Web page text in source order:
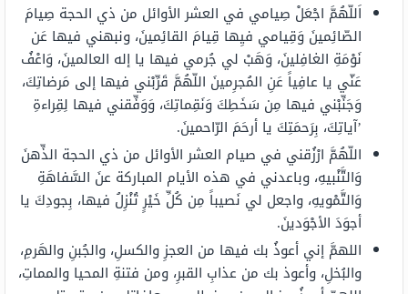
اَللّهُمَّ اجْعَلْ صِيامي في العشر الأوائل من ذي الحجة صِيامَ
الصّائِمينَ وَقِيامي فيِها قِيامَ القائِمينَ، ونبهني فيها عَن
نَوْمَةِ الغافِلينَ، وَهَبْ لي جُرمي فيها يا إله العالمينَ، وَاعْفُ
عَنّي يا عافِياً عَنِ المُجرِمينَ اللّهُمَّ قَرِّبْني فيها إلى مَرضاتِكَ،
وَجَنِّبْني فيها مِن سَخَطِكَ وَنَقِماتِكَ، وَوَفِّقني فيها لِقِراءةِ
’آياتِكَ، بِرَحمَتِكَ يا أرحَمَ الرّاحمينَ.
اللّهُمَّ ارْزُقني في صيام العشر الأوائل من ذي الحجة الذِّهنَ
وَالتَّنْبيهِ، وباعدني في هذه الأيام المباركة عنَ السَّفاهَةِ
وَالتَّمْويهِ، واجعل لي نَصيباً مِن كُلِّ خَيْرٍ تُنْزِلُ فيها، بِجودِكَ يا
أجوَدَ الأجْوَدينَ.
اللهمَّ إني أعوذُ بك فيها من العجزِ والكسلِ، والجُبنِ والهَرمِ،
والبُخلِ، وأعوذ بك من عذابِ القبرِ، ومن فتنةِ المحيا والمماتِ،